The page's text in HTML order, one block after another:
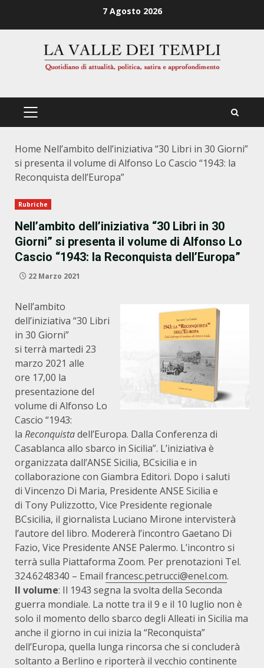
7 Agosto 2026
PRIMÄRES
Home Nell’ambito dell’iniziativa “30 Libri in 30 Giorni”
si presenta il volume di Alfonso Lo Cascio “1943: la
Reconquista dell’Europa”
Rubriche
Nell’ambito dell’iniziativa “30 Libri in 30
Giorni” si presenta il volume di Alfonso Lo
Cascio “1943: la Reconquista dell’Europa”
22 Marzo 2021
Nell’ambito
dell’iniziativa “30 Libri
in 30 Giorni”
si terrà martedi 23
marzo 2021 alle
ore 17,00 la
presentazione del
volume di Alfonso Lo
Cascio “1943:
la Reconquistadell’Europa. Dalla Conferenza di
Casablanca allo sbarco in Sicilia”. L’iniziativa è
organizzata dall’ANSE Sicilia, BCsicilia e in
collaborazione con Giambra Editori. Dopo i saluti
di Vincenzo Di Maria, Presidente ANSE Sicilia e
di Tony Pulizzotto, Vice Presidente regionale
BCsicilia, il giornalista Luciano Mirone intervisterà
l’autore del libro. Modererà l’incontro Gaetano Di
Fazio, Vice Presidente ANSE Palermo. L’incontro si
terrà sulla Piattaforma Zoom. Per prenotazioni Tel.
324.6248340 – Email francesc.petrucci@enel.com.
Il volume: Il 1943 segna la svolta della Seconda
guerra mondiale. La notte tra il 9 e il 10 luglio non è
solo il momento dello sbarco degli Alleati in Sicilia ma
anche il giorno in cui inizia la “Reconquista”
dell’Europa, quella lunga rincorsa che si concluderà
soltanto a Berlino e riporterà il vecchio continente